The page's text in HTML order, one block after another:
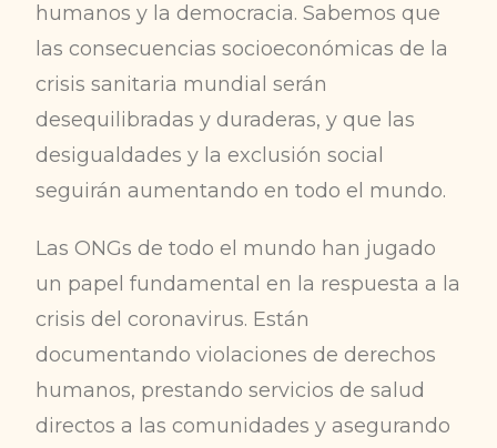
humanos y la democracia. Sabemos que
las consecuencias socioeconómicas de la
crisis sanitaria mundial serán
desequilibradas y duraderas, y que las
desigualdades y la exclusión social
seguirán aumentando en todo el mundo.
Las ONGs de todo el mundo han jugado
un papel fundamental en la respuesta a la
crisis del coronavirus. Están
documentando violaciones de derechos
humanos, prestando servicios de salud
directos a las comunidades y asegurando